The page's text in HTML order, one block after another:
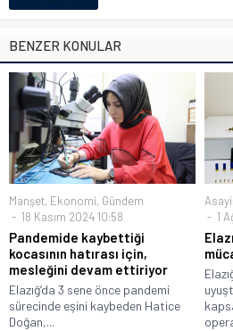
BENZER KONULAR
Manşet, Ekonomi, Gündem
18 Kasım 2024 10:58
Pandemide kaybettiği
kocasının hatırası için,
mesleğini devam ettiriyor
Elazığ’da 3 sene önce pandemi
sürecinde eşini kaybeden Hatice
Doğan,...
1